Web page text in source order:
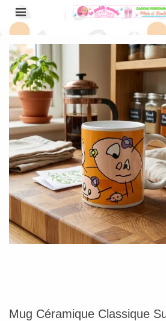
Mug Céramique Classique